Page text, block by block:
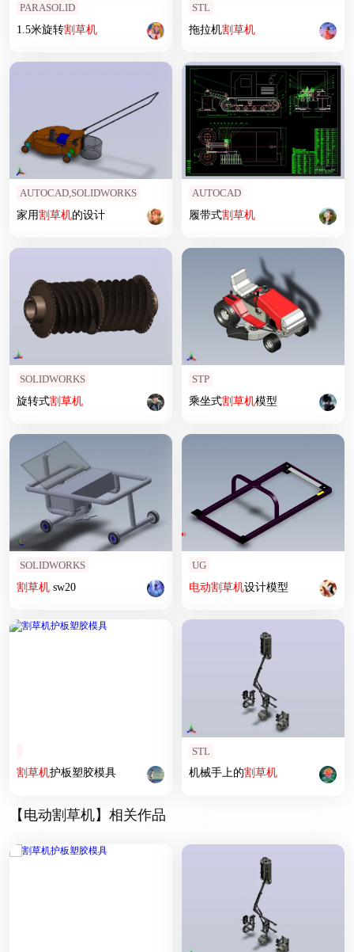
PARASOLID
1.5米旋转割草机
STL
拖拉机割草机
AUTOCAD,SOLIDWORKS
家用割草机的设计
AUTOCAD
履带式割草机
SOLIDWORKS
旋转式割草机
STP
乘坐式割草机模型
SOLIDWORKS
割草机sw20
UG
电动割草机设计模型
割草机护板塑胶模具
STL
机械手上的割草机
【电动割草机】相关作品